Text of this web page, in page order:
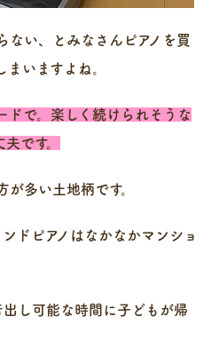
ない、とみなさんピアノを買
まいますよね。
ドで。楽しく続けられそうな
です。
多い土地柄です。
ドピアノはなかなかマンショ
し可能な時間に子どもが帰